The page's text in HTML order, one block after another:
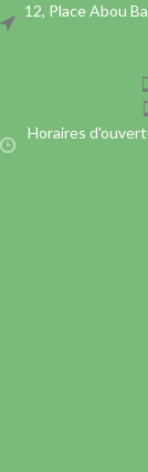
12, Place Abou
Horaires